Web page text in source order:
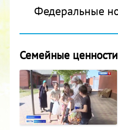
Федеральные
Семейные